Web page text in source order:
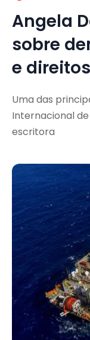
Angela
sobre
e
Uma das
Internacional
escritora